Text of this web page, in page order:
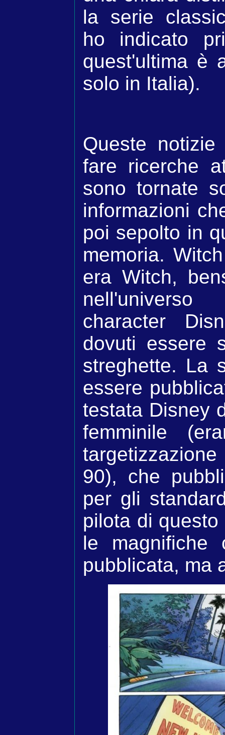
la serie
ho indicato
quest'ultima è
solo in Italia).
Queste
fare ricerche
sono tornate
informazioni
poi sepolto in
memoria.
era Witch,
character
dovuti essere
streghette. La
essere
testata Disney
femminile
90), che
per gli
pilota di
le magnifiche
pubblicata, ma